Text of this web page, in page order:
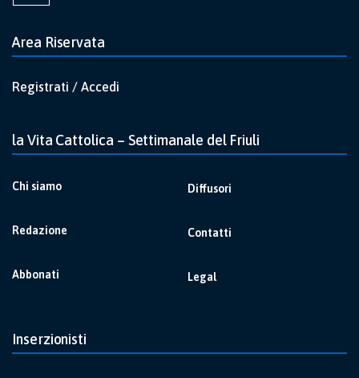
Area Riservata
Registrati / Accedi
la Vita Cattolica – Settimanale del Friuli
Chi siamo
Redazione
Abbonati
Diffusori
Contatti
Legal
Inserzionisti